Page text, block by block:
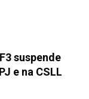
suspende
e na CSLL